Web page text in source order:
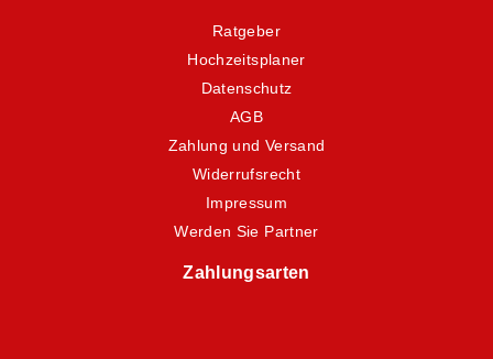
Ratgeber
Hochzeitsplaner
Datenschutz
AGB
Zahlung und Versand
Widerrufsrecht
Impressum
Werden Sie Partner
Zahlungsarten